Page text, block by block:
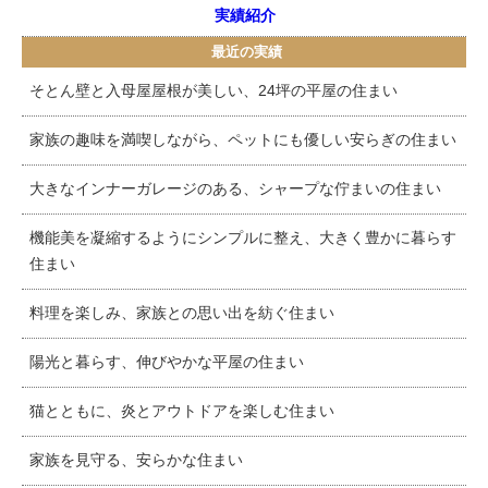
実績紹介
最近の実績
そとん壁と入母屋屋根が美しい、24坪の平屋の住まい
家族の趣味を満喫しながら、ペットにも優しい安らぎの住まい
大きなインナーガレージのある、シャープな佇まいの住まい
機能美を凝縮するようにシンプルに整え、大きく豊かに暮らす
住まい
料理を楽しみ、家族との思い出を紡ぐ住まい
陽光と暮らす、伸びやかな平屋の住まい
猫とともに、炎とアウトドアを楽しむ住まい
家族を見守る、安らかな住まい